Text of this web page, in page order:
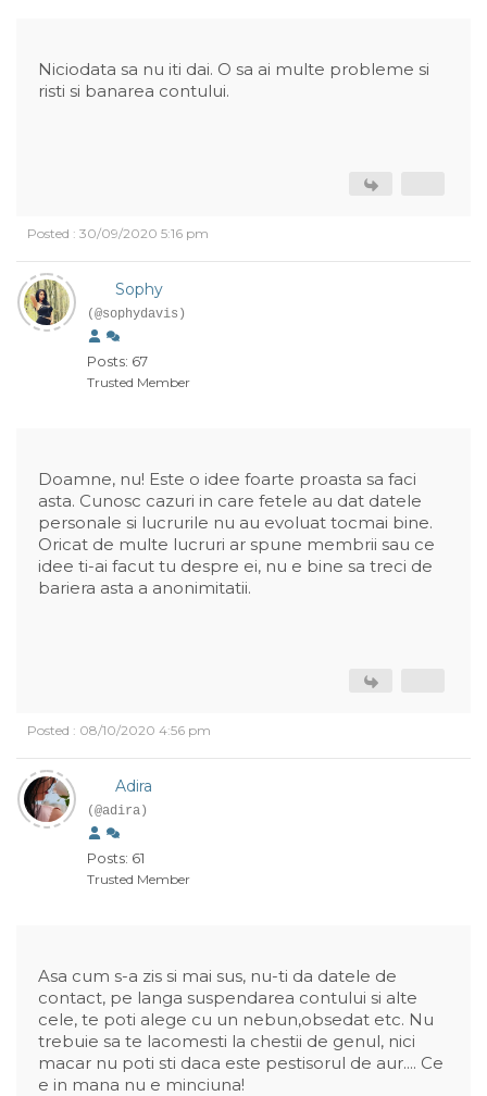
Niciodata sa nu iti dai. O sa ai multe probleme si
risti si banarea contului.
Posted : 30/09/2020 5:16 pm
Sophy
(@sophydavis)
Posts: 67
Trusted Member
Doamne, nu! Este o idee foarte proasta sa faci
asta. Cunosc cazuri in care fetele au dat datele
personale si lucrurile nu au evoluat tocmai bine.
Oricat de multe lucruri ar spune membrii sau ce
idee ti-ai facut tu despre ei, nu e bine sa treci de
bariera asta a anonimitatii.
Posted : 08/10/2020 4:56 pm
Adira
(@adira)
Posts: 61
Trusted Member
Asa cum s-a zis si mai sus, nu-ti da datele de
contact, pe langa suspendarea contului si alte
cele, te poti alege cu un nebun,obsedat etc. Nu
trebuie sa te lacomesti la chestii de genul, nici
macar nu poti sti daca este pestisorul de aur.... Ce
e in mana nu e minciuna!